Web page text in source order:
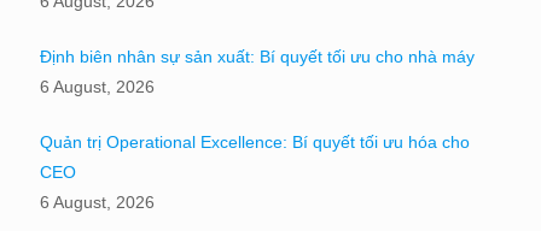
Định biên nhân sự sản xuất: Bí quyết tối ưu cho nhà máy
6 August, 2026
Quản trị Operational Excellence: Bí quyết tối ưu hóa cho
CEO
6 August, 2026